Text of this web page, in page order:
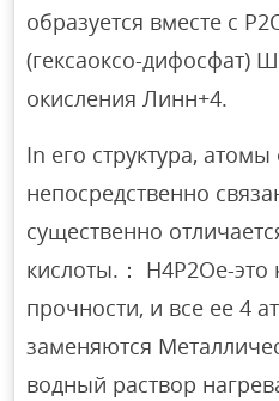
образуется вместе с
(гексаоксо-дифосфат)
окисления Линн+4.
In его структура,
непосредственно
существенно
кислоты.： Н4Р2Ое-это
прочности, и все ее 4
заменяются
водный раствор